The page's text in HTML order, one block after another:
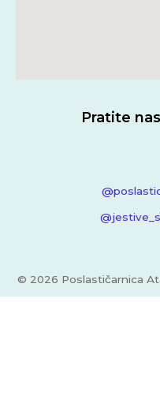
Pratite
© 2026 Poslastičarnica